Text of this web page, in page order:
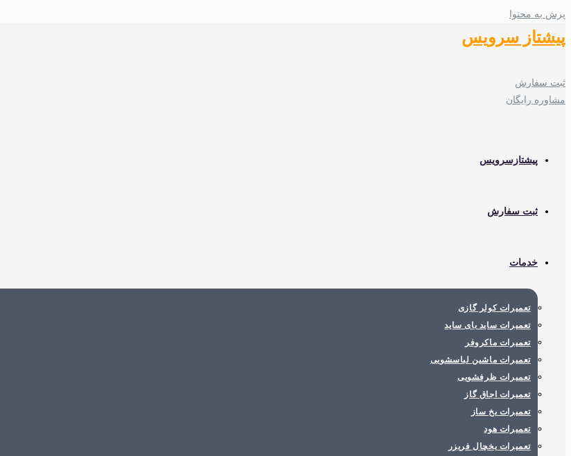
پرش به محتوا
پیشتاز سرویس
ثبت سفارش
مشاوره رایگان
پیشتازسرویس
ثبت سفارش
خدمات
تعمیرات کولر گازی
تعمیرات ساید بای ساید
تعمیرات ماکروفر
تعمیرات ماشین لباسشویی
تعمیرات ظرفشویی
تعمیرات اجاق گاز
تعمیرات یخ ساز
تعمیرات هود
تعمیرات یخچال فریزر